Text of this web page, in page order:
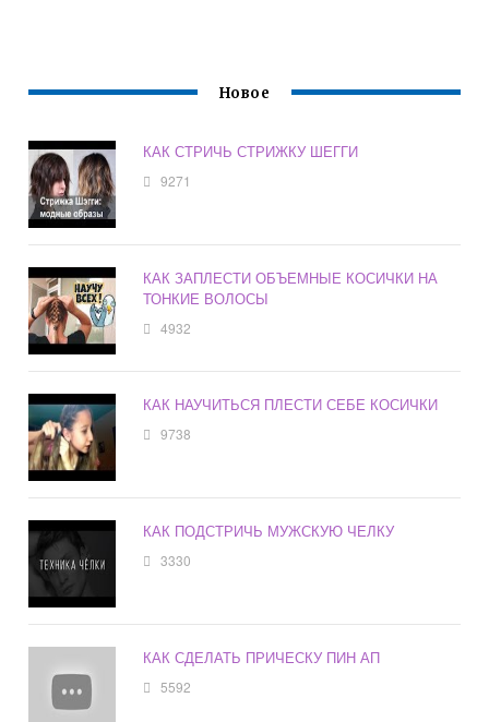
Новое
КАК СТРИЧЬ СТРИЖКУ ШЕГГИ
9271
КАК ЗАПЛЕСТИ ОБЪЕМНЫЕ КОСИЧКИ НА
ТОНКИЕ ВОЛОСЫ
4932
КАК НАУЧИТЬСЯ ПЛЕСТИ СЕБЕ КОСИЧКИ
9738
КАК ПОДСТРИЧЬ МУЖСКУЮ ЧЕЛКУ
3330
КАК СДЕЛАТЬ ПРИЧЕСКУ ПИН АП
5592